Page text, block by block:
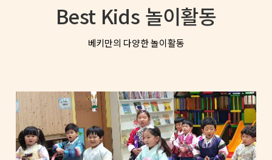
Best Kids 놀이활동
베키만의 다양한 놀이활동